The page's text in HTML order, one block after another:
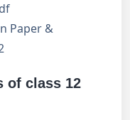
Paper &
of class 12